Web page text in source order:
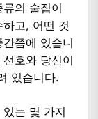
의 술집이
고, 어떤 것
쯤에 있습니
호와 당신이
있습니다.
는 몇 가지